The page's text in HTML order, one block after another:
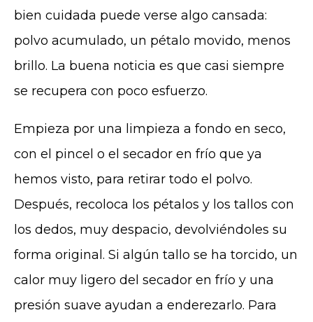
bien cuidada puede verse algo cansada:
polvo acumulado, un pétalo movido, menos
brillo. La buena noticia es que casi siempre
se recupera con poco esfuerzo.
Empieza por una limpieza a fondo en seco,
con el pincel o el secador en frío que ya
hemos visto, para retirar todo el polvo.
Después, recoloca los pétalos y los tallos con
los dedos, muy despacio, devolviéndoles su
forma original. Si algún tallo se ha torcido, un
calor muy ligero del secador en frío y una
presión suave ayudan a enderezarlo. Para